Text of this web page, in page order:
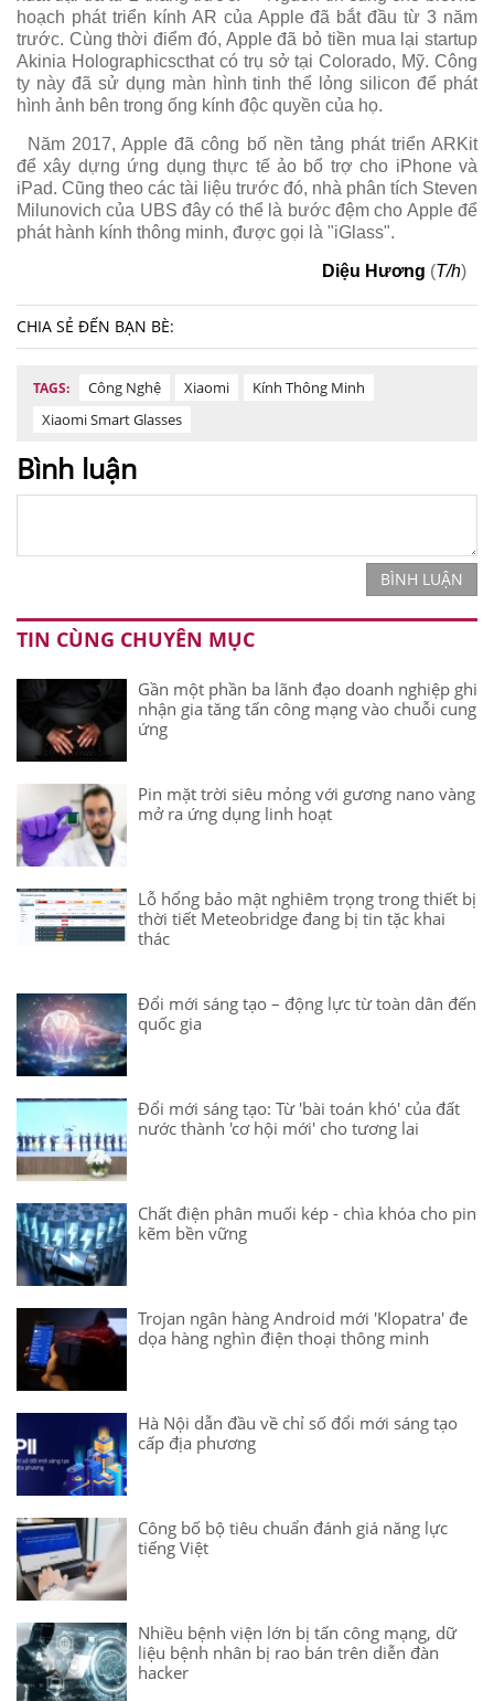
hoạch phát triển kính AR của Apple đã bắt đầu từ 3 năm
trước. Cùng thời điểm đó, Apple đã bỏ tiền mua lại startup
Akinia Holographicscthat có trụ sở tại Colorado, Mỹ. Công
ty này đã sử dụng màn hình tinh thể lỏng silicon để phát
hình ảnh bên trong ống kính độc quyền của họ.
Năm 2017, Apple đã công bố nền tảng phát triển ARKit
để xây dựng ứng dụng thực tế ảo bổ trợ cho iPhone và
iPad. Cũng theo các tài liệu trước đó, nhà phân tích Steven
Milunovich của UBS đây có thể là bước đệm cho Apple để
phát hành kính thông minh, được gọi là "iGlass".
Diệu Hương (T/h)
CHIA SẺ ĐẾN BẠN BÈ:
TAGS: Công Nghệ Xiaomi
Kính Thông Minh
Xiaomi Smart Glasses
Bình luận
BÌNH LUẬN
TIN CÙNG CHUYÊN MỤC
Gần một phần ba lãnh đạo doanh nghiệp ghi
nhận gia tăng tấn công mạng vào chuỗi cung
ứng
Pin mặt trời siêu mỏng với gương nano vàng
mở ra ứng dụng linh hoạt
Lỗ hổng bảo mật nghiêm trọng trong thiết bị
thời tiết Meteobridge đang bị tin tặc khai
thác
Đổi mới sáng tạo – động lực từ toàn dân đến
quốc gia
Đổi mới sáng tạo: Từ 'bài toán khó' của đất
nước thành 'cơ hội mới' cho tương lai
Chất điện phân muối kép - chìa khóa cho pin
kẽm bền vững
Trojan ngân hàng Android mới 'Klopatra' đe
dọa hàng nghìn điện thoại thông minh
Hà Nội dẫn đầu về chỉ số đổi mới sáng tạo
cấp địa phương
Công bố bộ tiêu chuẩn đánh giá năng lực
tiếng Việt
Nhiều bệnh viện lớn bị tấn công mạng, dữ
liệu bệnh nhân bị rao bán trên diễn đàn
hacker